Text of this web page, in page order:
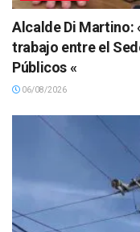
Alcalde Di Martino:
trabajo entre el
Públicos «
06/08/2026